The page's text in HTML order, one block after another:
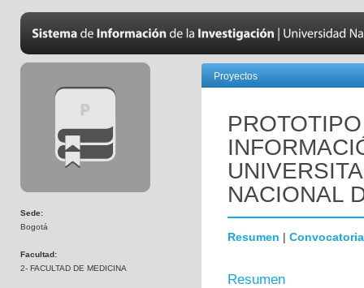
Sede:
Bogotá
Facultad:
2- FACULTAD DE MEDICINA
Proyectos
NACIONAL
Resumen | Convocatoria
Resumen